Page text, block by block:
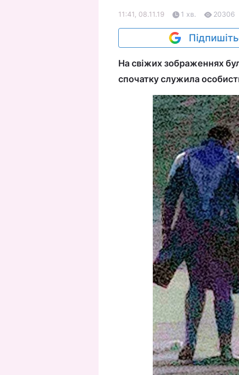
11:41, 08.11.19 1 хв. 20306
На свіжих зображеннях
спочатку служила